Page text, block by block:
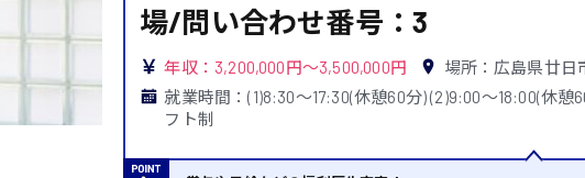
場/問い合わせ番号：3
年収：3,200,000円～3,500,000円
場所：広島県廿日
就業時間：(1)8:30〜17:30(休憩60分) (2)9:00〜18:00(休
フト制